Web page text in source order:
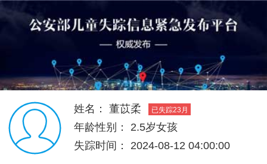
姓名： 董苡柔 已失踪23月
年龄性别： 2.5岁女孩
失踪时间：
2024-08-12 04:00:00